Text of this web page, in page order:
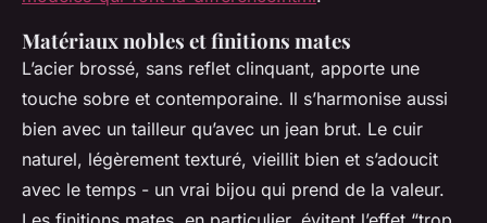
Matériaux nobles et finitions mates
L’acier brossé, sans reflet clinquant, apporte une
touche sobre et contemporaine. Il s’harmonise aussi
bien avec un tailleur qu’avec un jean brut. Le cuir
naturel, légèrement texturé, vieillit bien et s’adoucit
avec le temps - un vrai bijou qui prend de la valeur.